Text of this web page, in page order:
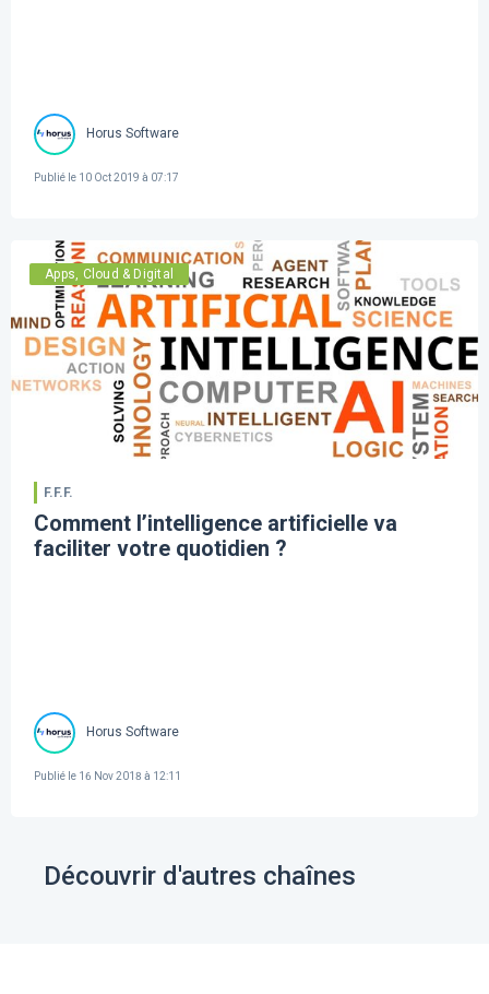
Horus Software
Publié le 10 Oct 2019 à 07:17
Apps, Cloud & Digital
F.F.F.
Comment l’intelligence artificielle va
faciliter votre quotidien ?
Horus Software
Publié le 16 Nov 2018 à 12:11
Découvrir d'autres chaînes